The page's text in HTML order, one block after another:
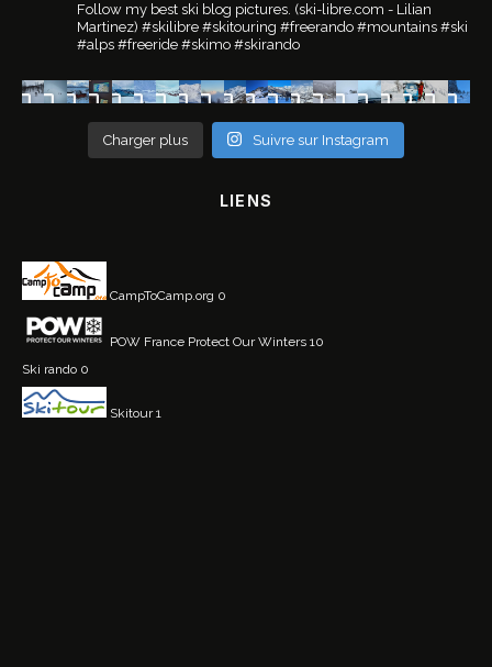
Follow my best ski blog pictures. (ski-libre.com - Lilian
Martinez) #skilibre #skitouring #freerando #mountains #ski
#alps #freeride #skimo #skirando
Charger plus Suivre sur Instagram
LIENS
CampToCamp.org 0
POW France Protect Our Winters 10
Ski rando 0
Skitour1